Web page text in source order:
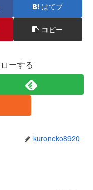
はてブ
コピー
ーする
kuroneko8920